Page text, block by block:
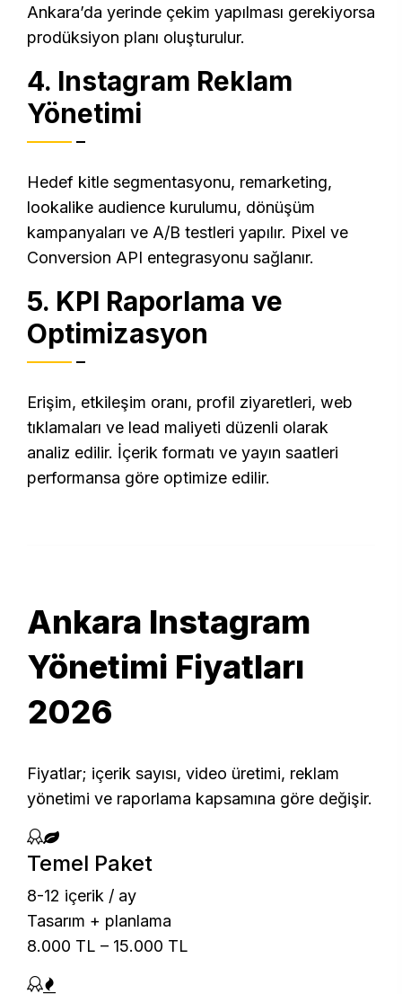
Ankara’da yerinde çekim yapılması gerekiyorsa
prodüksiyon planı oluşturulur.
4. Instagram Reklam
Yönetimi
Hedef kitle segmentasyonu, remarketing,
lookalike audience kurulumu, dönüşüm
kampanyaları ve A/B testleri yapılır. Pixel ve
Conversion API entegrasyonu sağlanır.
5. KPI Raporlama ve
Optimizasyon
Erişim, etkileşim oranı, profil ziyaretleri, web
tıklamaları ve lead maliyeti düzenli olarak
analiz edilir. İçerik formatı ve yayın saatleri
performansa göre optimize edilir.
Ankara Instagram
Yönetimi Fiyatları
2026
Fiyatlar; içerik sayısı, video üretimi, reklam
yönetimi ve raporlama kapsamına göre değişir.
Temel Paket
8-12 içerik / ay
Tasarım + planlama
8.000 TL – 15.000 TL